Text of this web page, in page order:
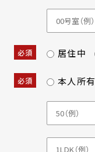
必須 居住中
必須 本人所有